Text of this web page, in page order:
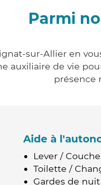
Parmi
sur-Allier en
auxiliaire de vie
présence
Aide à
Lever /
Toilette /
Gardes de nuit